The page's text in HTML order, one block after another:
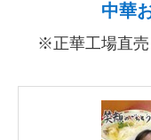
中華
※正華工場直売